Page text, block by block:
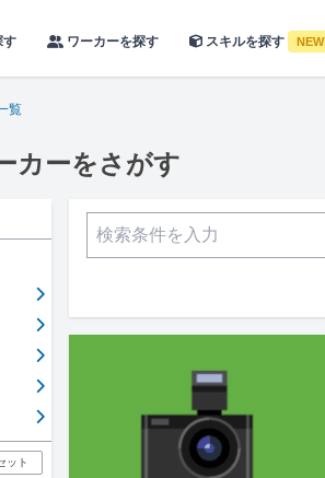
す ワーカーを探す スキルを探す NEW
覧
カーをさがす
ット